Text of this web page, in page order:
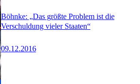
Böhnke: „Das größte Problem ist die
Verschuldung vieler Staaten“
09.12.2016